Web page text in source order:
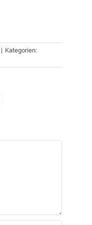
| Kategorien: